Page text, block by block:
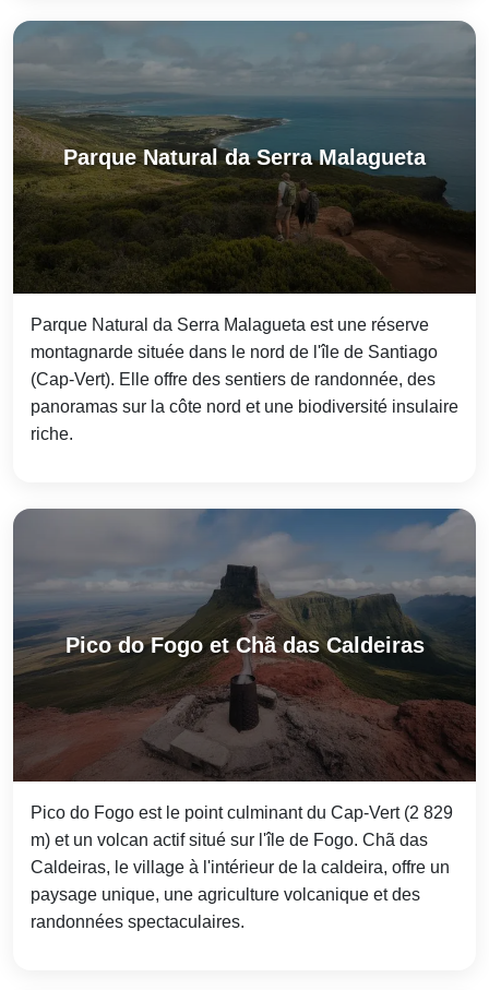
Parque Natural da Serra Malagueta
Parque Natural da Serra Malagueta est une réserve
montagnarde située dans le nord de l'île de Santiago
(Cap-Vert). Elle offre des sentiers de randonnée, des
panoramas sur la côte nord et une biodiversité insulaire
riche.
Pico do Fogo et Chã das Caldeiras
Pico do Fogo est le point culminant du Cap‑Vert (2 829
m) et un volcan actif situé sur l'île de Fogo. Chã das
Caldeiras, le village à l'intérieur de la caldeira, offre un
paysage unique, une agriculture volcanique et des
randonnées spectaculaires.